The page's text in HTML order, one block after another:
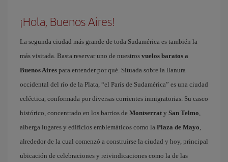
¡Hola, Buenos Aires!
La segunda ciudad más grande de toda Sudamérica es también la
más visitada. Basta reservar uno de nuestros vuelos baratos a
Buenos Aires para entender por qué. Situada sobre la llanura
occidental del río de la Plata, “el París de Sudamérica” es una ciudad
ecléctica, conformada por diversas corrientes inmigratorias. Su casco
histórico, concentrado en los barrios de Montserrat y San Telmo,
alberga lugares y edificios emblemáticos como la Plaza de Mayo,
alrededor de la cual comenzó a construirse la ciudad y hoy, principal
ubicación de celebraciones y reivindicaciones como la de las